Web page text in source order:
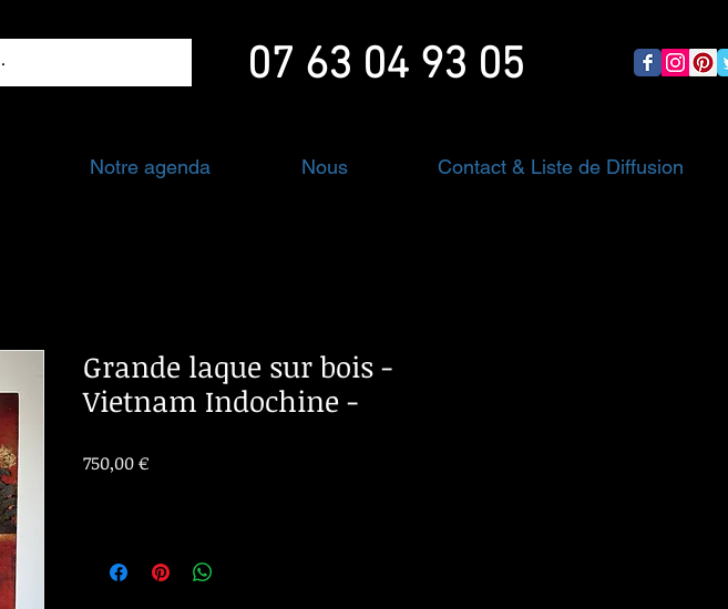
07 63 04 93 05
Notre agenda Nous Contact & Liste de Diffusion
Grande laque sur bois -
Vietnam Indochine -
750,00 €Prix